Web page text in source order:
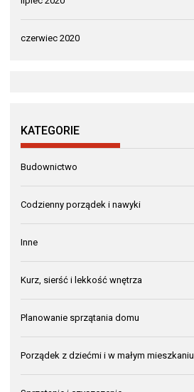
czerwiec 2020
KATEGORIE
Budownictwo
Codzienny porządek i nawyki
Inne
Kurz, sierść i lekkość wnętrza
Planowanie sprzątania domu
Porządek z dziećmi i w małym mieszkaniu